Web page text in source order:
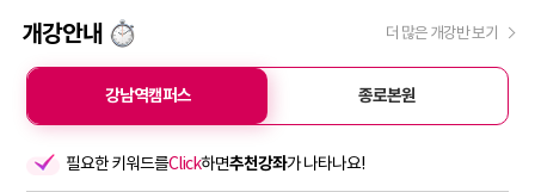
개강안내 더 많은 개강반 보기
강남역캠퍼스 종로본원
필요한 키워드를Click하면추천강좌가 나타나요!